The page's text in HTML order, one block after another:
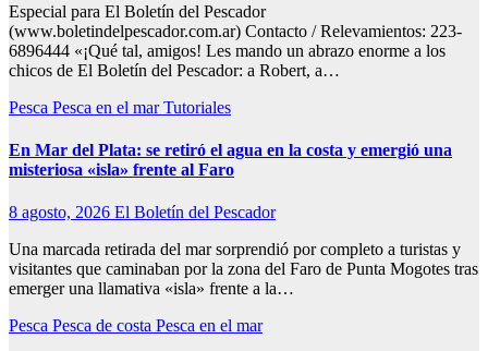
Especial para El Boletín del Pescador
(www.boletindelpescador.com.ar) Contacto / Relevamientos: 223-
6896444 «¡Qué tal, amigos! Les mando un abrazo enorme a los
chicos de El Boletín del Pescador: a Robert, a…
Pesca Pesca en el marTutoriales
En Mar del Plata: se retiró el agua en la costa y emergió una
misteriosa «isla» frente al Faro
8 agosto, 2026 El Boletín del Pescador
Una marcada retirada del mar sorprendió por completo a turistas y
visitantes que caminaban por la zona del Faro de Punta Mogotes tras
emerger una llamativa «isla» frente a la…
Pesca Pesca de costa Pesca en el mar